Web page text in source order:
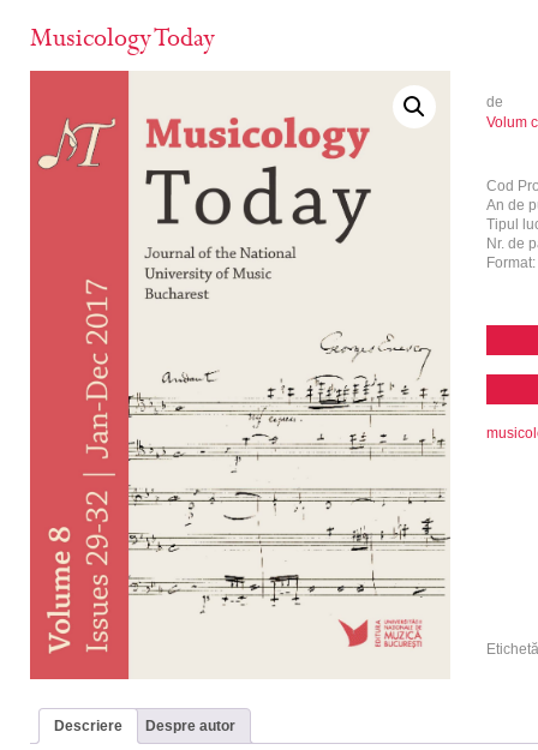
Musicology Today
de
Volum
Cod
An de
Tipul
Nr. de
Format:
Descriere Despre autor